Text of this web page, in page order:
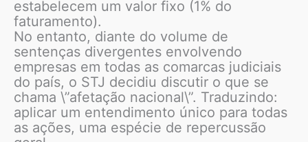
estabelecem um valor fixo (1% do
faturamento).
No entanto, diante do volume de
sentenças divergentes envolvendo
empresas em todas as comarcas judiciais
do país, o STJ decidiu discutir o que se
chama \”afetação nacional\”. Traduzindo:
aplicar um entendimento único para todas
as ações, uma espécie de repercussão